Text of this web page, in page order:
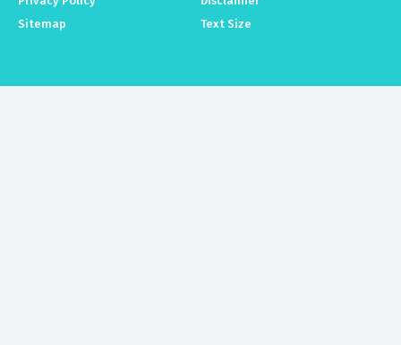
Sitemap
Text Size